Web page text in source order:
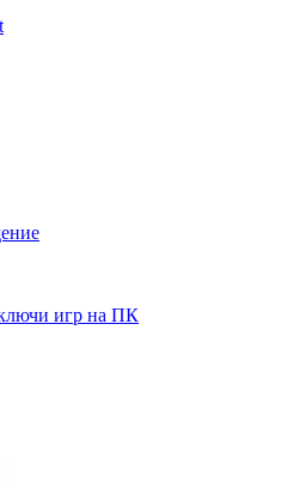
игр на ПК